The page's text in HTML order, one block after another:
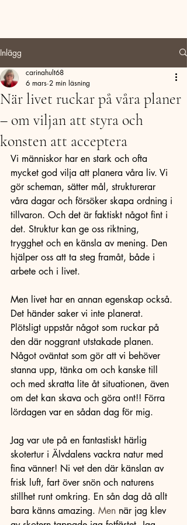
Inlägg
När livet ruckar på våra planer
– om viljan att styra och
konsten att acceptera
carinahult68
6 mars 2 min läsning
Vi människor har en stark och ofta
mycket god vilja att planera våra liv. Vi
gör scheman, sätter mål, strukturerar
våra dagar och försöker skapa ordning i
tillvaron. Och det är faktiskt något fint i
det. Struktur kan ge oss riktning,
trygghet och en känsla av mening. Den
hjälper oss att ta steg framåt, både i
arbete och i livet.
Men livet har en annan egenskap också.
Det händer saker vi inte planerat.
Plötsligt uppstår något som ruckar på
den där noggrant utstakade planen.
Något oväntat som gör att vi behöver
stanna upp, tänka om och kanske till
och med skratta lite åt situationen, även
om det kan skava och göra ont!! Förra
lördagen var en sådan dag för mig.
Jag var ute på en fantastiskt härlig
skotertur i Älvdalens vackra natur med
fina vänner! Ni vet den där känslan av
frisk luft, fart över snön och naturens
stillhet runt omkring. En sån dag då allt
bara känns amazing. Men när jag klev